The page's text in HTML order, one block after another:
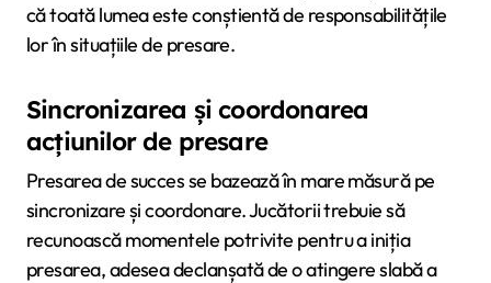
că toată lumea este conștientă de responsabilitățile
lor în situațiile de presare.
Sincronizarea și coordonarea
acțiunilor de presare
Presarea de succes se bazează în mare măsură pe
sincronizare și coordonare. Jucătorii trebuie să
recunoască momentele potrivite pentru a iniția
presarea, adesea declanșată de o atingere slabă a